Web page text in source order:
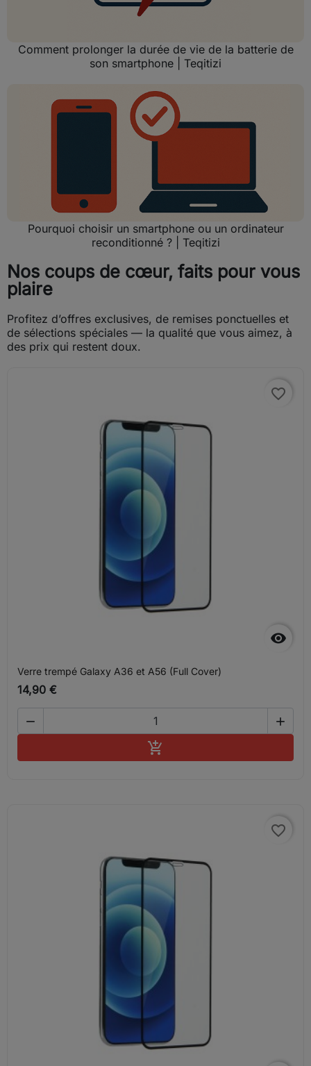
Comment prolonger la durée de vie de la batterie de
son smartphone | Teqitizi
Pourquoi choisir un smartphone ou un ordinateur
reconditionné ? | Teqitizi
Nos coups de cœur, faits pour vous
plaire
Profitez d’offres exclusives, de remises ponctuelles et
de sélections spéciales — la qualité que vous aimez, à
des prix qui restent doux.

favorite_border
Verre trempé Galaxy A36 et A56 (Full Cover)
14,90 €
 

favorite_border